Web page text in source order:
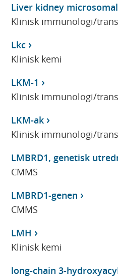
Liver kidney
Klinisk immunologi/
Lkc
Klinisk kemi
LKM-1
Klinisk immunologi/
LKM-ak
Klinisk immunologi/
LMBRD1, genetisk
CMMS
LMBRD1-genen
CMMS
LMH
Klinisk kemi
long-chain 3-